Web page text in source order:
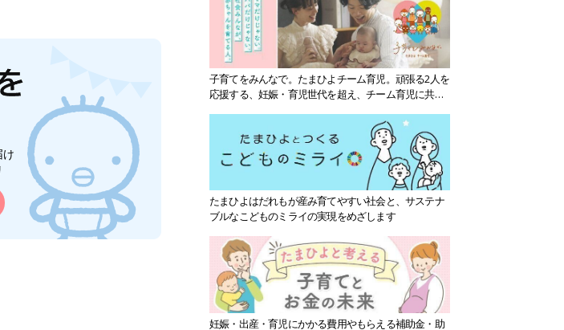
子育てをみんなで。たまひよチーム育児。頑張る2人を
応援する、妊娠・育児世代を超え、チーム育児に共感
たまひよはだれもが産み育てやすい社会と、サステナ
ブルなこどものミライの実現をめざします
妊娠・出産・育児にかかる費用やもらえる補助金・助